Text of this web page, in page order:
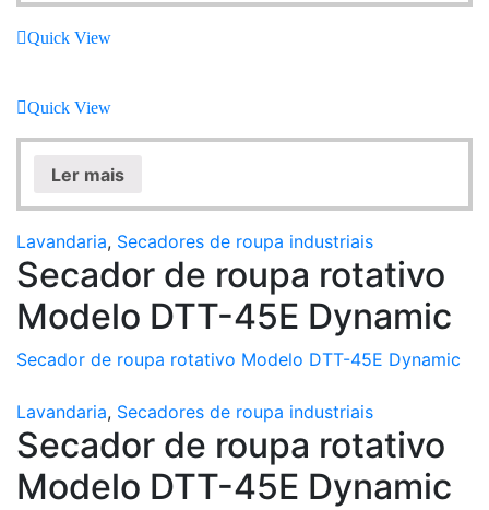
Quick View
Quick View
Ler mais
Lavandaria, Secadores de roupa industriais
Secador de roupa rotativo
Modelo DTT-45E Dynamic
Secador de roupa rotativo Modelo DTT-45E Dynamic
Lavandaria, Secadores de roupa industriais
Secador de roupa rotativo
Modelo DTT-45E Dynamic